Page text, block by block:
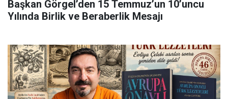
Başkan Görgel’den 15 Temmuz’un 10’uncu
Yılında Birlik ve Beraberlik Mesajı